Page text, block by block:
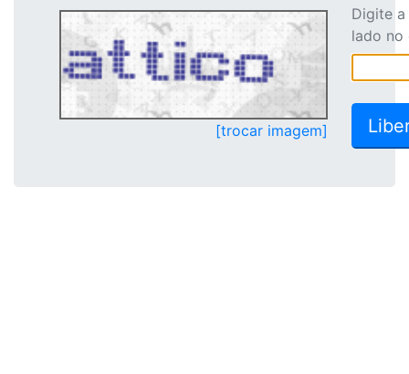
[trocar imagem]
Digite
lado no